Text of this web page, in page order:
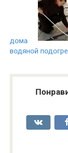
дома
водяной